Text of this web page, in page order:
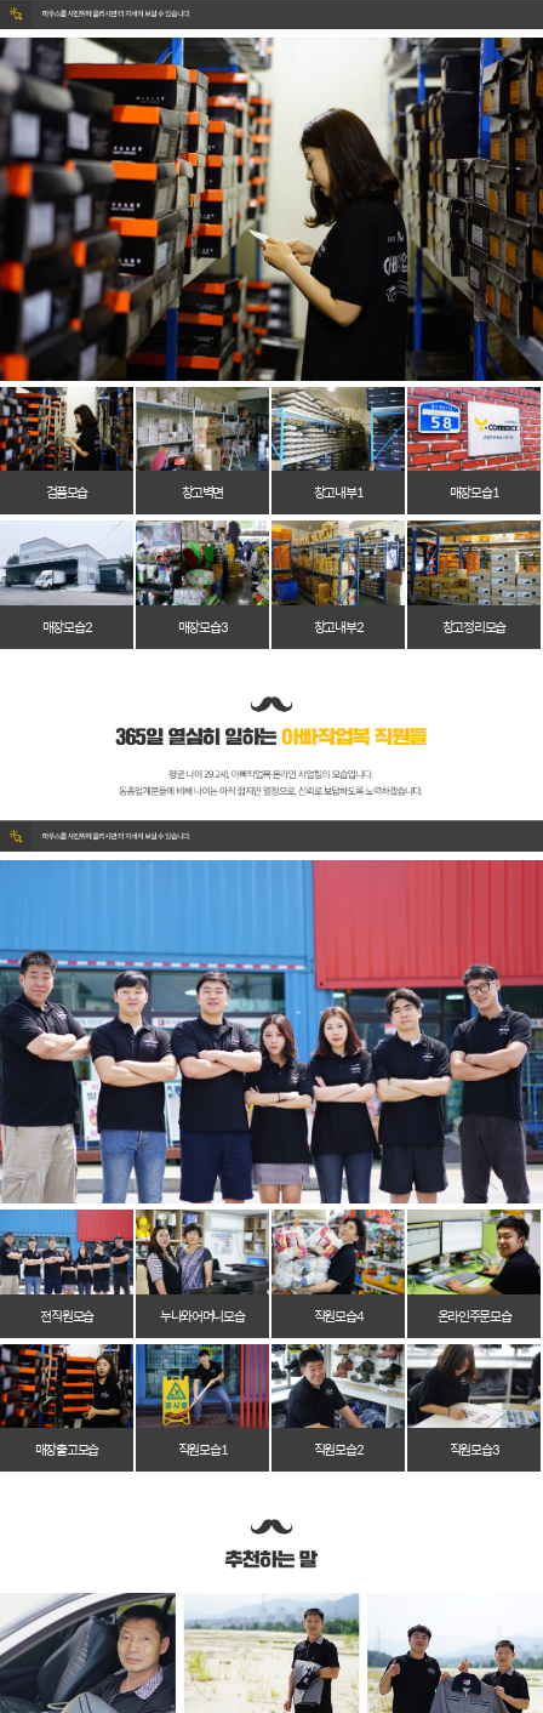
검품모습 창고벽면 창고 내부 1 매장 모습 1
매장 모습 2 매장 모습 3 창고 내부 2 창고 정리 모습
전 직원 모습 누나와 어머니 모습 직원 모습 4 온라인 주문 모습
매장 출고 모습 직원 모습 1 직원 모습 2 직원 모습 3